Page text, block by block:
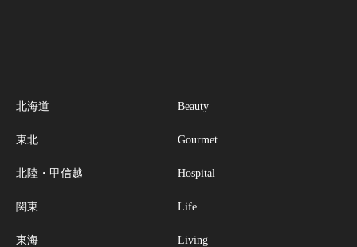
北海道
東北
北陸・甲信越
関東
東海
Beauty
Gourmet
Hospital
Life
Living